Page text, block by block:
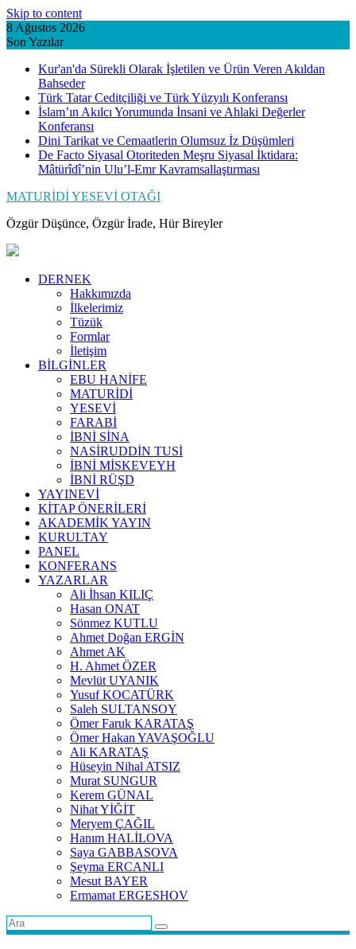
Skip to content
8 Ağustos 2026
Son Yazılar
Kur'an'da Sürekli Olarak İşletilen ve Ürün Veren Akıldan
Bahseder
Türk Tatar Ceditçiliği ve Türk Yüzyılı Konferansı
İslam’ın Akılcı Yorumunda İnsani ve Ahlaki Değerler
Konferansı
Dini Tarikat ve Cemaatlerin Olumsuz İz Düşümleri
De Facto Siyasal Otoriteden Meşru Siyasal İktidara:
Mâtürîdî’nin Ulu’l-Emr Kavramsallaştırması
MATURİDİ YESEVİ OTAĞI
Özgür Düşünce, Özgür İrade, Hür Bireyler
DERNEK
Hakkımızda
İlkelerimiz
Tüzük
Formlar
İletişim
BİLGİNLER
EBU HANİFE
MATURİDİ
YESEVİ
FARABİ
İBNİ SİNA
NASİRUDDİN TUSİ
İBNİ MİSKEVEYH
İBNİ RÜŞD
YAYINEVİ
KİTAP ÖNERİLERİ
AKADEMİK YAYIN
KURULTAY
PANEL
KONFERANS
YAZARLAR
Ali İhsan KILIÇ
Hasan ONAT
Sönmez KUTLU
Ahmet Doğan ERGİN
Ahmet AK
H. Ahmet ÖZER
Mevlüt UYANIK
Yusuf KOCATÜRK
Saleh SULTANSOY
Ömer Faruk KARATAŞ
Ömer Hakan YAVAŞOĞLU
Ali KARATAŞ
Hüseyin Nihal ATSIZ
Murat SUNGUR
Kerem GÜNAL
Nihat YİĞİT
Meryem ÇAĞIL
Hanım HALİLOVA
Saya GABBASOVA
Şeyma ERCANLI
Mesut BAYER
Ermamat ERGESHOV